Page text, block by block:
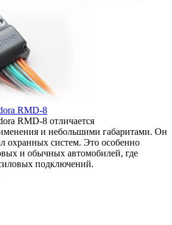
RMD-8
RMD-8 отличается
и небольшими габаритами. Он
охранных систем. Это особенно
и обычных автомобилей, где
подключений.